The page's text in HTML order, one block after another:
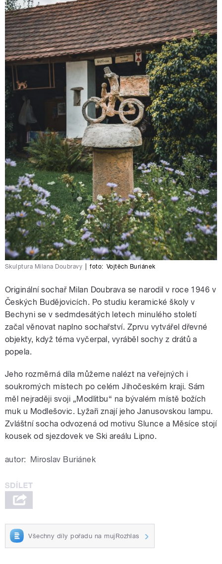
Skulptura Milana Doubravy foto: Vojtěch Buriánek
Originální sochař Milan Doubrava se narodil v roce 1946 v
Českých Budějovicích. Po studiu keramické školy v
Bechyni se v sedmdesátých letech minulého století
začal věnovat naplno sochařství. Zprvu vytvářel dřevné
objekty, když téma vyčerpal, vyráběl sochy z drátů a
popela.
Jeho rozměrná díla můžeme nalézt na veřejných i
soukromých místech po celém Jihočeském kraji. Sám
měl nejraději svoji „Modlitbu“ na bývalém místě božích
muk u Modlešovic. Lyžaři znají jeho Janusovskou lampu.
Zvláštní socha odvozená od motivu Slunce a Měsíce stojí
kousek od sjezdovek ve Ski areálu Lipno.
autor: Miroslav Buriánek
Všechny díly pořadu na mujRozhlas